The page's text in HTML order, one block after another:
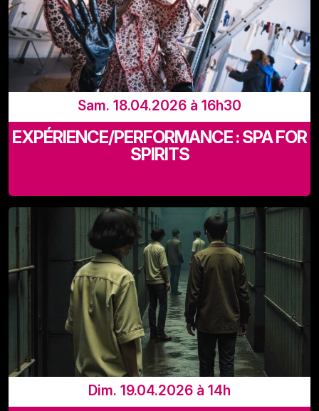
Sam. 18.04.2026 à 16h30
EXPÉRIENCE/PERFORMANCE : SPA FOR
SPIRITS
Recyclart (Rue de Manchester 13-15 - 1080 Bruxelles)
Dim. 19.04.2026 à 14h